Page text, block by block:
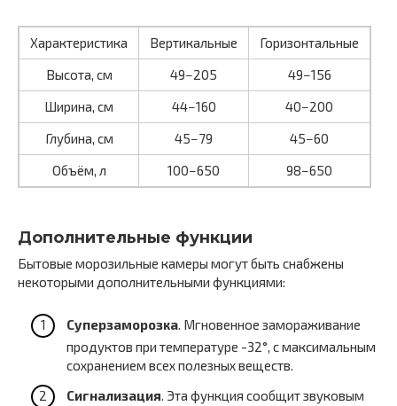
Характеристика Вертикальные
Горизонтальные
Высота, см
49−205
49−156
Ширина, см
44−160
40−200
Глубина, см
45−79
45−60
Объём, л
100−650 98−650
Дополнительные функции
Бытовые морозильные камеры могут быть снабжены
некоторыми дополнительными функциями:
Суперзаморозка. Мгновенное замораживание
продуктов при температуре -32°, с максимальным
сохранением всех полезных веществ.
Сигнализация. Эта функция сообщит звуковым